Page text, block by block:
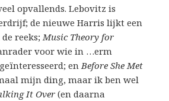
opvallends. Lebovitz is
de nieuwe Harris lijkt een
reeks;Music Theory for
voor wie in …erm
enBefore She Met
mijn ding, maar ik ben wel
It Over(en daarna